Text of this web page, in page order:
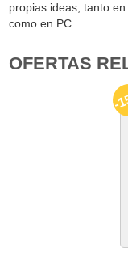
propias ideas, tanto
como en PC.
OFERTAS
-